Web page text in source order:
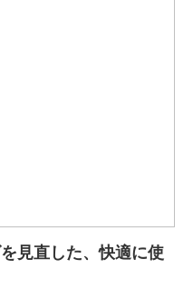
見直した、快適に使